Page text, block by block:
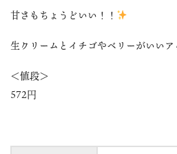
甘さもちょうどいい！！
生クリームとイチゴやベリーがいい
＜値段＞
572円